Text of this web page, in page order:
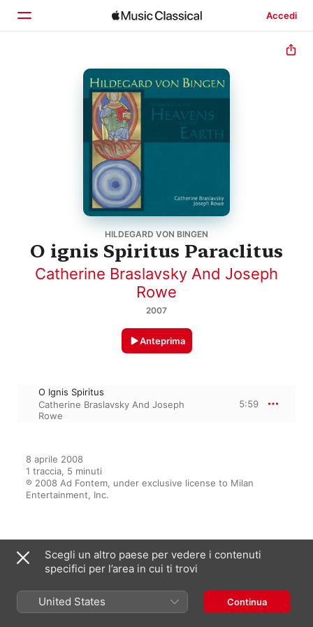
Accedi
HILDEGARD VON BINGEN
O ignis Spiritus Paraclitus
Catherine Braslavsky And Joseph
Rowe
2007
Anteprima
O Ignis Spiritus
Catherine Braslavsky And Joseph
Rowe
5:59
8 aprile 2008
1 traccia, 5 minuti
℗ 2008 Ad Fontem, under exclusive license to Milan
Entertainment, Inc.
Dall’album
Marriage of The Heavens and
The Earth
Scegli un altro paese per vedere i contenuti
specifici per l’area in cui ti trovi
United States Continua